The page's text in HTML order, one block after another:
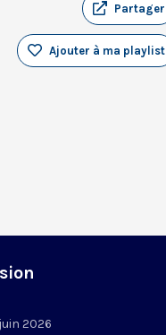
Partager
Ajouter à ma playlist
2026